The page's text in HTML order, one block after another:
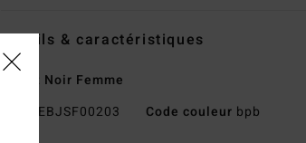
Details & caractéristiques
Sweat Noir Femme
EBJSF00203 Code couleur bpb